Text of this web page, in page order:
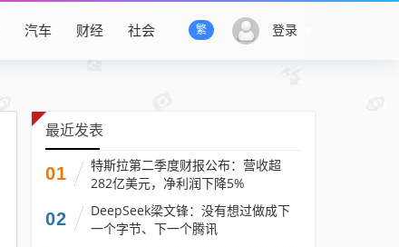
登录
繁
汽车 财经 社会
最近发表
01
特斯拉第二季度财报公布：营收超
282亿美元，净利润下降5%
02
DeepSeek梁文锋：没有想过做成下
一个字节、下一个腾讯